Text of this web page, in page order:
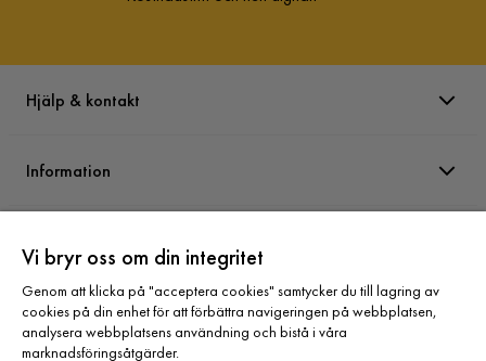
Hjälp & kontakt
Information
Sortiment
Vi bryr oss om din integritet
Genom att klicka på "acceptera cookies" samtycker du till lagring av
cookies på din enhet för att förbättra navigeringen på webbplatsen,
analysera webbplatsens användning och bistå i våra
marknadsföringsåtgärder.